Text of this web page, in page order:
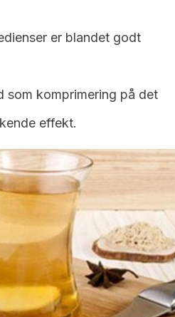
er blandet godt
som komprimering på det
effekt.